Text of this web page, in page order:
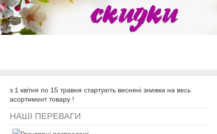
з 1 квітня по 15 травня стартують весняні знижки на весь
асортимент товару !
НАШІ ПЕРЕВАГИ